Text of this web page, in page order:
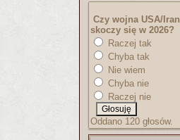
Czy wojna USA/Iran
skoczy się w 2026?
Raczej tak
Chyba tak
Nie wiem
Chyba nie
Raczej nie
Oddano 120 głosów.